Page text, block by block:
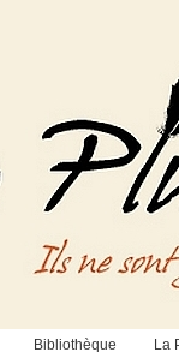
Bibliothèque La